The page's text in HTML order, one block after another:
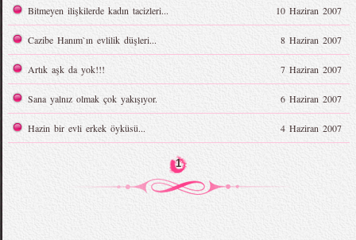
Bitmeyen ilişkilerde kadın tacizleri... 10 Haziran 2007
Cazibe Hanım`ın evlilik düşleri... 8 Haziran 2007
Artık aşk da yok!!! 7 Haziran 2007
Sana yalnız olmak çok yakışıyor. 6 Haziran 2007
Hazin bir evli erkek öyküsü... 4 Haziran 2007
1